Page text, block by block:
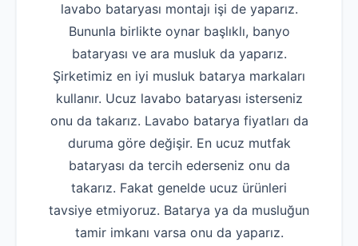
lavabo bataryası montajı işi de yaparız.
Bununla birlikte oynar başlıklı, banyo
bataryası ve ara musluk da yaparız.
Şirketimiz en iyi musluk batarya markaları
kullanır. Ucuz lavabo bataryası isterseniz
onu da takarız. Lavabo batarya fiyatları da
duruma göre değişir. En ucuz mutfak
bataryası da tercih ederseniz onu da
takarız. Fakat genelde ucuz ürünleri
tavsiye etmiyoruz. Batarya ya da musluğun
tamir imkanı varsa onu da yaparız.